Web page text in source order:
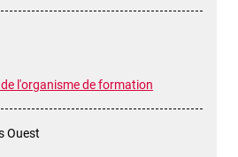
l'organisme de formation
Ouest